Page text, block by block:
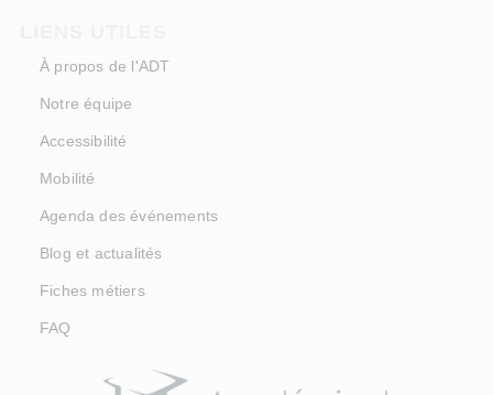
À propos de l'ADT
Notre équipe
Accessibilité
Mobilité
Agenda des événements
Blog et actualités
Fiches métiers
FAQ